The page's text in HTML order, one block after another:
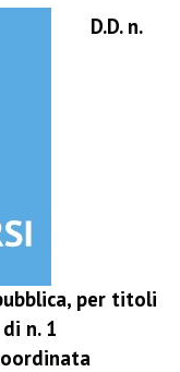
D.D. n.
per titoli
n. 1